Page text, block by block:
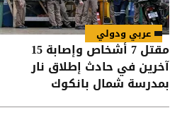
عربي ودولي
مقتل 7 أشخاص وإصابة 15
آخرين في حادث إطلاق نار
بمدرسة شمال بانكوك